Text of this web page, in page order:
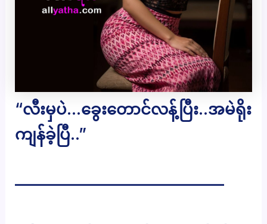
“လီးမှပဲ…ခွေးတောင်လန့်ပြီး..အမဲရိုး
ကျန်ခဲ့ပြီ..”
—————————————–